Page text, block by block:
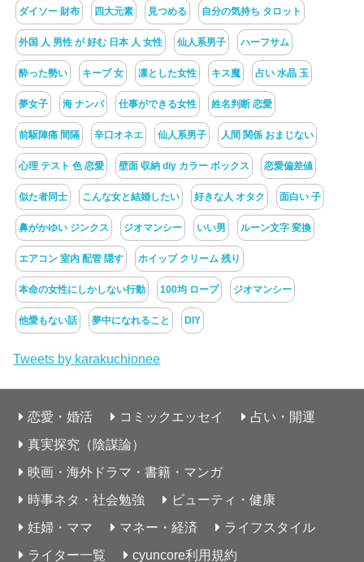
ダイソー 財布 四大元素 見つめる 自分の気持ち タロット
外国 人 男性 が 好む 日本 人 女性 仙人系男子 ハーフサム
酔った勢い キープ 女 凛とした女性 キス魔 占い 水晶 玉
夢女子 海 ナンパ 仕事ができる女性 姓名判断 恋愛
前駆陣痛 間隔 辛口オネエ 仙人系男子 人間 関係 おまじない
心理 テスト 色 恋愛 壁面 収納 diy カラー ボックス 恋愛偏差値
似た者同士 こんな女と結婚したい 好きな人 オタク 面白い 子
鼻がかゆい ジンクス ジオマンシー いい男 ルーン文字 変換
エアコン 室内 配管 隠す ホイップ クリーム 残り
本命の女性にしかしない行動 100均 ロープ ジオマンシー
他愛もない話 夢中になれること DIY
Tweets by karakuchionee
恋愛・婚活 コミックエッセイ
占い・開運
真実探究（陰謀論）
映画・海外ドラマ・書籍・マンガ
時事ネタ・社会勉強
ビューティ・健康
妊婦・ママ
マネー・経済
ライフスタイル
ライター一覧
cyuncore利用規約